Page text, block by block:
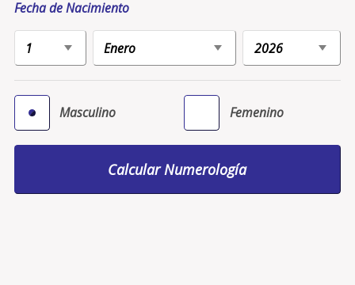
Fecha de Nacimiento
Masculino Femenino